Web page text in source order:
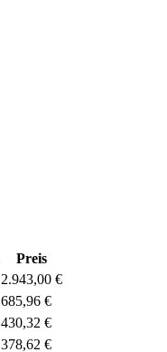
Preis
2.943,00 €
685,96 €
430,32 €
378,62 €